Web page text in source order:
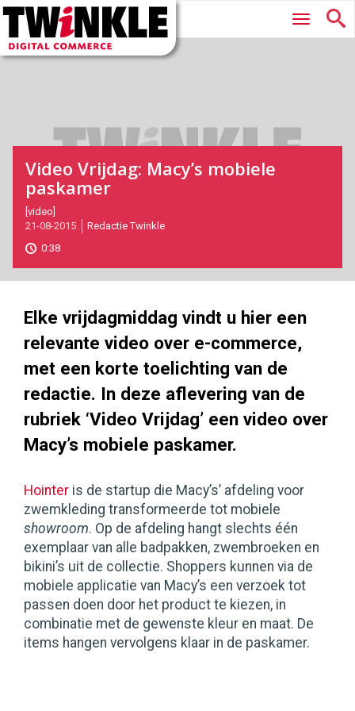
Twinkle
Digital
Commerce
Hoofdmenu
Video Vrijdag: Macy’s mobiele
paskamer
2015-
08-
21T17:30:00
2017-
05-
[video]
21-08-2015
Redactie Twinkle
0:38
Elke vrijdagmiddag vindt u hier een
relevante video over e-commerce,
met een korte toelichting van de
redactie. In deze aflevering van de
rubriek ‘Video Vrijdag’ een video over
Macy’s mobiele paskamer.
Hointer is de startup die Macy’s’ afdeling voor
zwemkleding transformeerde tot mobiele
showroom. Op de afdeling hangt slechts één
exemplaar van alle badpakken, zwembroeken en
bikini’s uit de collectie. Shoppers kunnen via de
mobiele applicatie van Macy’s een verzoek tot
passen doen door het product te kiezen, in
combinatie met de gewenste kleur en maat. De
items hangen vervolgens klaar in de paskamer.